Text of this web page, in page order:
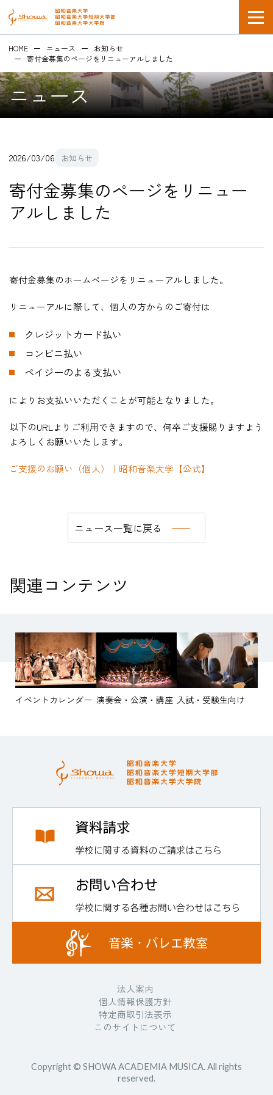
HOME
学科・コース
修士・博士
キャリア・就職
大学紹介
在学生の方
教職員の方
ニュース
法人案内
個人情報保護方針
HOME ニュース
お知らせ
寄付金募集のページをリニューアルしました
ニュース
2026/03/06 お知らせ
寄付金募集のページをリニュー
アルしました
寄付金募集のホームページをリニューアルしました。
リニューアルに際して、個人の方からのご寄付は
クレジットカード払い
コンビニ払い
ペイジーのよる支払い
によりお支払いいただくことが可能となりました。
以下のURLよりご利用できますので、何卒ご支援賜りますよう
よろしくお願いいたします。
ご支援のお願い（個人）｜昭和音楽大学【公式】
ニュース一覧に戻る
関連コンテンツ
イベントカレンダー 演奏会・公演・講座 入試・受験生向け
法人案内
個人情報保護方針
特定商取引法表示
このサイトについて
Copyright © SHOWA ACADEMIA MUSICA. All rights
reserved.